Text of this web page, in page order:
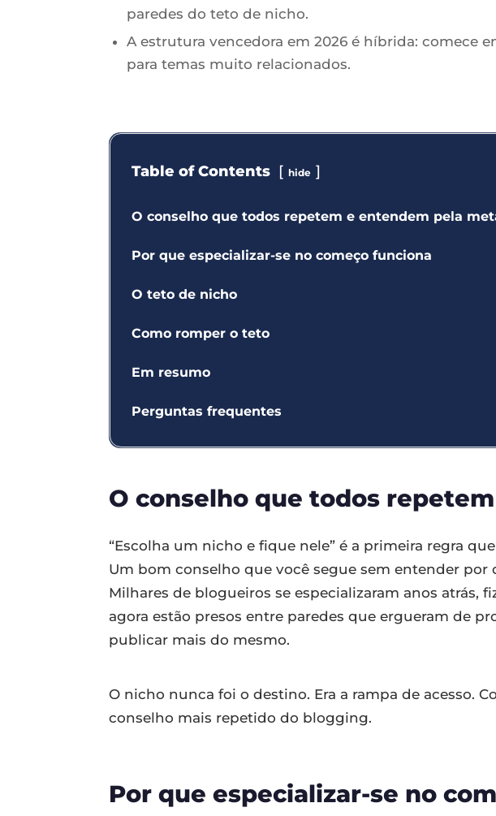
paredes do teto de nicho.
A estrutura vencedora em 2026 é híbrida: comece
para temas muito relacionados.
Table of Contents hide
O conselho que todos repetem e entendem pela
Por que especializar-se no começo funciona
O teto de nicho
Como romper o teto
Em resumo
Perguntas frequentes
O conselho que todos
“Escolha um nicho e fique nele” é a primeira regra
Um bom conselho que você segue sem entender por
Milhares de blogueiros se especializaram anos
agora estão presos entre paredes que ergueram de
publicar mais do mesmo.
O nicho nunca foi o destino. Era a rampa de acesso.
conselho mais repetido do blogging.
Por que especializar-se no